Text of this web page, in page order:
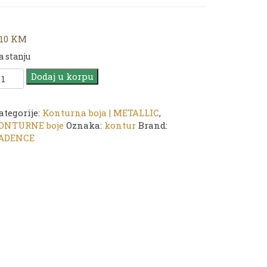
KM
stanju
Dodaj u korpu
Konturna boja | METALLIC,
bojeOznaka: kontur Brand: